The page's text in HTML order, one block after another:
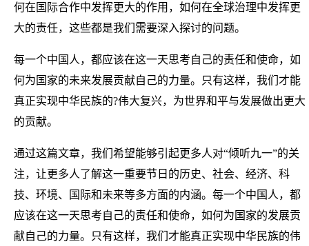
何在国际合作中发挥更大的作用，如何在全球治理中发挥更
大的责任，这些都是我们需要深入探讨的问题。
每一个中国人，都应该在这一天思考自己的责任和使命，如
何为国家的未来发展贡献自己的力量。只有这样，我们才能
真正实现中华民族的?伟大复兴，为世界和平与发展做出更大
的贡献。
通过这篇文章，我们希望能够引起更多人对“倾听九一”的关
注，让更多人了解这一重要节日的历史、社会、经济、科
技、环境、国际和未来等多方面的内涵。每一个中国人，都
应该在这一天思考自己的责任和使命，如何为国家的发展贡
献自己的力量。只有这样，我们才能真正实现中华民族的伟